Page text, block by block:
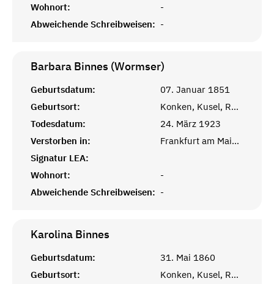
Wohnort:
-
Abweichende Schreibweisen: -
Barbara Binnes (Wormser)
Geburtsdatum:
07. Januar 1851
Geburtsort:
Konken, Kusel, Rheinprovinz
Todesdatum:
24. März 1923
Verstorben in:
Frankfurt am Main, Hessen
Signatur LEA:
Wohnort:
-
Abweichende Schreibweisen: -
Karolina Binnes
Geburtsdatum:
31. Mai 1860
Geburtsort:
Konken, Kusel, Rheinprovinz